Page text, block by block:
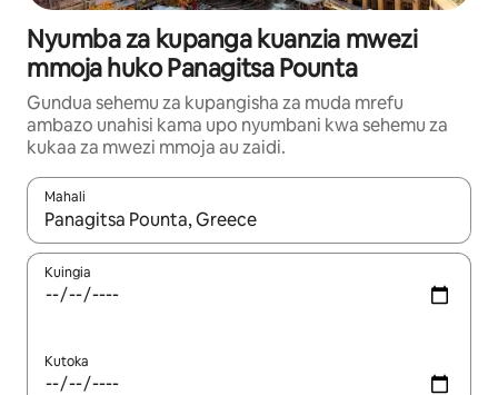
Nyumba za kupanga kuanzia mwezi
mmoja huko Panagitsa Pounta
Gundua sehemu za kupangisha za muda mrefu
ambazo unahisi kama upo nyumbani kwa sehemu za
kukaa za mwezi mmoja au zaidi.
Mahali
Wakati matokeo yanapatikana, vinjari kwa kutumia vitufe vya
Kuingia
Kutoka